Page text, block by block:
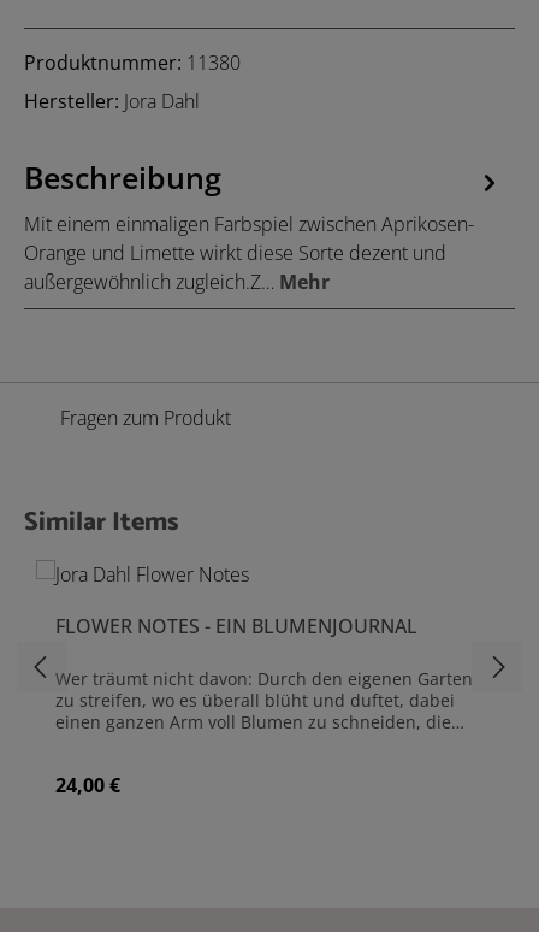
Produktnummer: 11380
Hersteller: Jora Dahl
Beschreibung
Mit einem einmaligen Farbspiel zwischen Aprikosen-
Orange und Limette wirkt diese Sorte dezent und
außergewöhnlich zugleich.Z… Mehr
Fragen zum Produkt
Produktgalerie überspringen
Similar Items
FLOWER NOTES - EIN BLUMENJOURNAL
Wer träumt nicht davon: Durch den eigenen Garten
zu streifen, wo es überall blüht und duftet, dabei
einen ganzen Arm voll Blumen zu schneiden, die
sondern auch die Welt ein bisschen besser zu
Regulärer Preis:
24,00 €